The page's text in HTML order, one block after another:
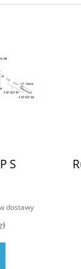
S
dostawy